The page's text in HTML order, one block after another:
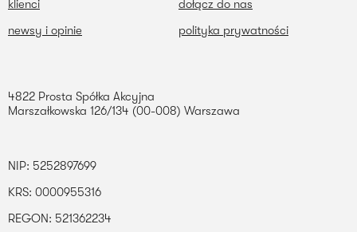
klienci
dołącz do nas
newsy i opinie
polityka prywatności
4822 Prosta Spółka Akcyjna
Marszałkowska 126/134 (00-008) Warszawa
NIP: 5252897699
KRS: 0000955316
REGON: 521362234